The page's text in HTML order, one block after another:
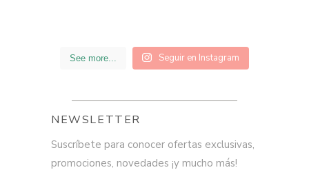
See more... Seguir en Instagram
NEWSLETTER
Suscríbete para conocer ofertas exclusivas,
promociones, novedades ¡y mucho más!